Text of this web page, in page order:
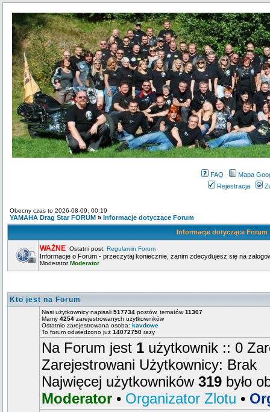
FAQ
Mapa
Rejestracja
Obecny czas to 2026-08-09, 00:19
YAMAHA Drag Star FORUM » Informacje dotyczące Forum
Informacje dotyczące Forum
WAŻNE Ostatni post: Regulamin Forum
Informacje o Forum - przeczytaj koniecznie, zanim zdecydujesz się na
ModeratorModerator
Kto jest na Forum
Nasi użytkownicy napisali 517734 postów, tematów11307
Mamy 4254 zarejestrowanych użytkowników
Ostatnio zarejestrowana osoba: kavdowe
To forum odwiedzono już 14072750 razy
Na Forum jest 1 użytkownik :: 0
Zarejestrowani Użytkownicy: Brak
Najwięcej użytkowników 319 było
Moderator • Organizator Zlotu •